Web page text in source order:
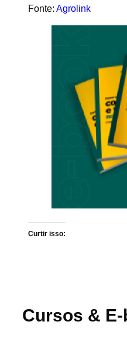
Fonte: Agrolink
Curtir isso:
Cursos &